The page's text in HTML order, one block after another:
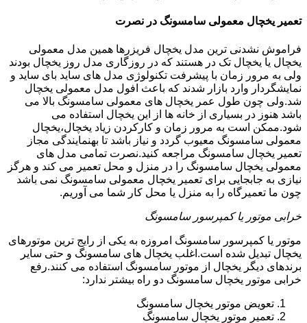
تعمیر یخچال معمولی سامسونگ در نصرت
فراموش نشدنی ترین مدل یخچال فریزرها همین مدل معمولی
یخچال یا یخچال تک در هستند که در روزگاری مدل روز یخچال بودند
ولی به مرور زمان با پیشرفت تکنولوژی مدل های ساید بای ساید و
نمایشگردار وارد بازار شدند که باعث افول مدل معمولی یخچال
شد.ولی چون طول عمر یخچال های معمولی سامسونگ بالا می
باشد هنوز در بسیاری از خانه ها از این یخچال استفاده می
شود.ممکن است به مرور زمان و کارکردن زیاد یخچال،یخچال
معمولی سامسونگ معیوب گردد و نیاز باشد تا بهنمایندگی مجاز
تعمیر یخچال سامسونگ مراجعه کنید.نصرت تمامی مدل های
معمولی یخچال سامسونگ را در منزل و محل تعمیر می کند و هرگز
نیازی به جابجایی برای تعمیر یخچال معمولی سامسونگ نمی باشد
چون ما تعمیرگاه را به منزل یا محل کار شما می آوریم.
خرابی موتور یا کمپرسور سامسونگ
موتور یا کمپرسور سامسونگ امروزه به یکی از رایج ترین موتورهای
یخچال تبدیل شده است.اغلب یخچال های سامسونگ و حتی سایر
برندهای دیگر یخچال از موتور سامسونگ استفاده می کنند.رفع
خرابی موتور یخچال سامسونگ دو راه بیشتر ندارد:
تعویض موتور یخچال سامسونگ
تعمیر موتور یخچال سامسونگ